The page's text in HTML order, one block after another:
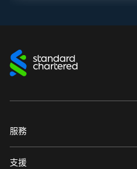
服務
關於渣打
支援